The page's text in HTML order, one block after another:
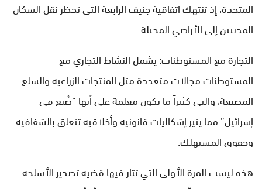
المتحدة، إذ تنتهك اتفاقية جنيف الرابعة التي تحظر نقل السكان
المدنيين إلى الأراضي المحتلة.
التجارة مع المستوطنات: يشمل النشاط التجاري مع
المستوطنات مجالات متعددة مثل المنتجات الزراعية والسلع
المصنعة، والتي كثيراً ما تكون معلمة على أنها “صُنع في
إسرائيل” مما يثير إشكاليات قانونية وأخلاقية تتعلق بالشفافية
وحقوق المستهلك.
هذه ليست المرة الأولى التي تثار فيها قضية تصدير الأسلحة